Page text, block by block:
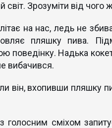
світ. Зрозуміти від чого
на нас, ледь не
пляшку пива.
поведінку. Надька
вибачився.
він, вхопивши пляшку
сміхом